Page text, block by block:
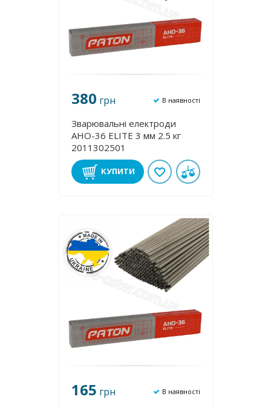
380 грн В наявності
Зварювальні електроди
АНО-36 ЕLІТE 3 мм 2.5 кг
2011302501
КУПИТИ
165 грн В наявності